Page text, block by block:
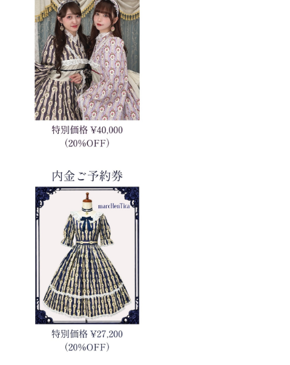
【内金ご予約券】薔薇の園ワンピース
¥10,000
【内金ご予約券】ローズガーデンワンピー
ス
¥10,000